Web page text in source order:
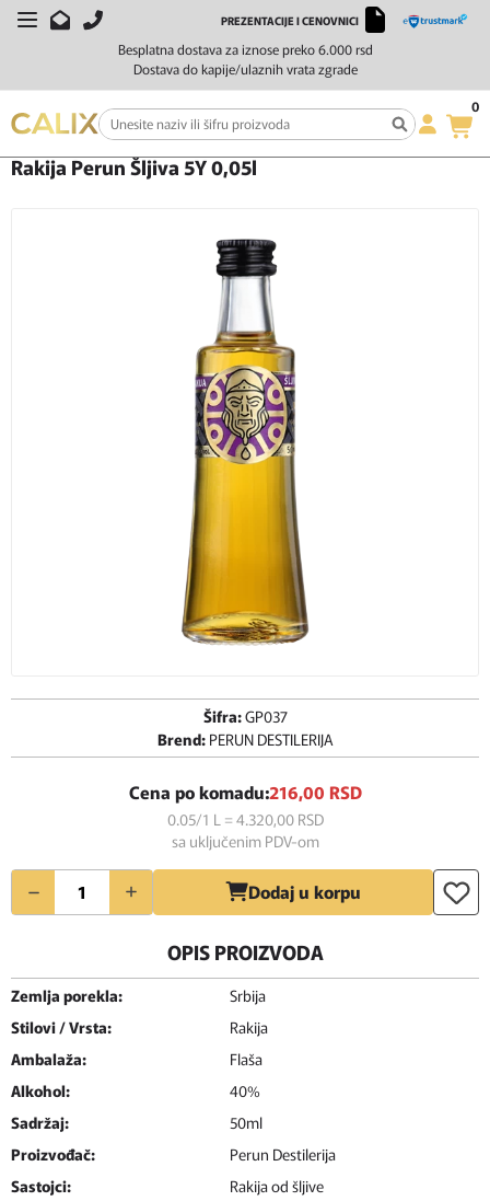
Besplatna dostava za iznose preko 6.000 rsd
Dostava do kapije/ulaznih vrata zgrade
PREZENTACIJE I CENOVNICI
0
Početna Žestoka pića Rakija Rakija Perun Šljiva 5Y 0,05l
Rakija Perun Šljiva 5Y 0,05l
Šifra:GP037
Brend: PERUN DESTILERIJA
Cena po komadu:216,00 RSD
0.05/1 L = 4.320,00 RSD
sa uključenim PDV-om
Količina Dodaj u korpu
OPIS PROIZVODA
Zemlja porekla:
Srbija
Stilovi / Vrsta:
Rakija
Ambalaža:
Flaša
Alkohol:
40%
Sadržaj:
50ml
Proizvođač:
Perun Destilerija
Sastojci:
Rakija od šljive